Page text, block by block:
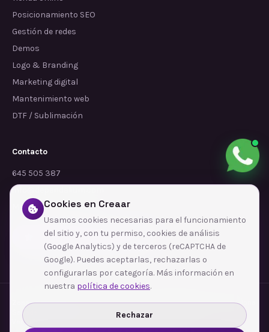
Posicionamiento SEO
Gestión de redes
Demos
Logo & Branding
Marketing digital
Mantenimiento web
DTF / Sublimación
Contacto
645 505 387
info@dependalium.com
Mataró (Barcelona)
Déjanos tu reseña en Google
Zonas de cobertura·Barcelona·L'Hospitalet de Llobregat·Terrassa·Badalona
Sabadell
Santa Coloma de Gramenet
Ver todas las zonas →
Cookies en Creaar
Usamos cookies necesarias para el funcionamiento
del sitio y, con tu permiso, cookies de análisis
(Google Analytics) y de terceros (reCAPTCHA de
Google). Puedes aceptarlas, rechazarlas o
configurarlas por categoría. Más información en
nuestra política de cookies.
Rechazar